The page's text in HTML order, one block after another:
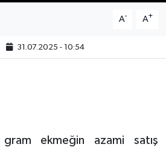
A- A+
31.07.2025 - 10:54
ekmeğin azami satış